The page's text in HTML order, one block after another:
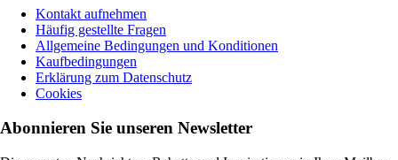
Kontakt aufnehmen
Häufig gestellte Fragen
Allgemeine Bedingungen und Konditionen
Kaufbedingungen
Erklärung zum Datenschutz
Cookies
Abonnieren Sie unseren Newsletter